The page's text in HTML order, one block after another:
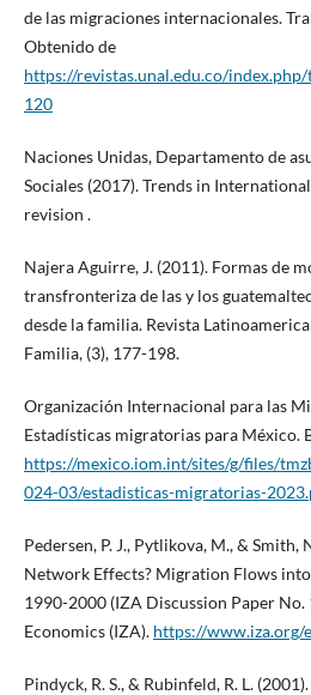
de las migraciones internacionales.
Obtenido de
https://revistas.unal.edu.co/
120
Naciones Unidas, Departamento de
Sociales (2017). Trends in
revision .
Najera Aguirre, J. (2011). Formas de
transfronteriza de las y los
desde la familia. Revista
Familia, (3), 177-198.
Organización Internacional para las
Estadísticas migratorias para México.
https://mexico.iom.int/sites/g/files/
024-03/estadisticas-migratorias-
Pedersen, P. J., Pytlikova, M., & Smith,
Network Effects? Migration Flows
1990-2000 (IZA Discussion Paper
Economics (IZA). https://
Pindyck, R. S., & Rubinfeld, R. L.